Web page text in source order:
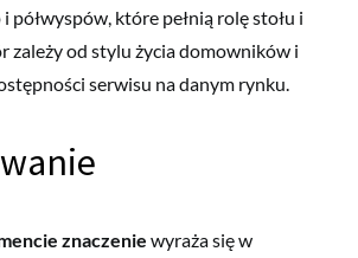
półwyspów, które pełnią rolę stołu i
zależy od stylu życia domowników i
serwisu na danym rynku.
znaczenie wyraża się w